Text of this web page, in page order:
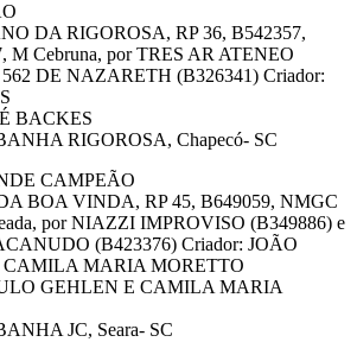
DA RIGOROSA, RP 36, B542357,
M Cebruna, por TRES AR ATENEO
DE NAZARETH (B326341) Criador:
BACKES
RIGOROSA, Chapecó- SC
CAMPEÃO
BOA VINDA, RP 45, B649059, NMGC
por NIAZZI IMPROVISO (B349886) e
(B423376) Criador: JOÃO
MARIA MORETTO
GEHLEN E CAMILA MARIA
JC, Seara- SC